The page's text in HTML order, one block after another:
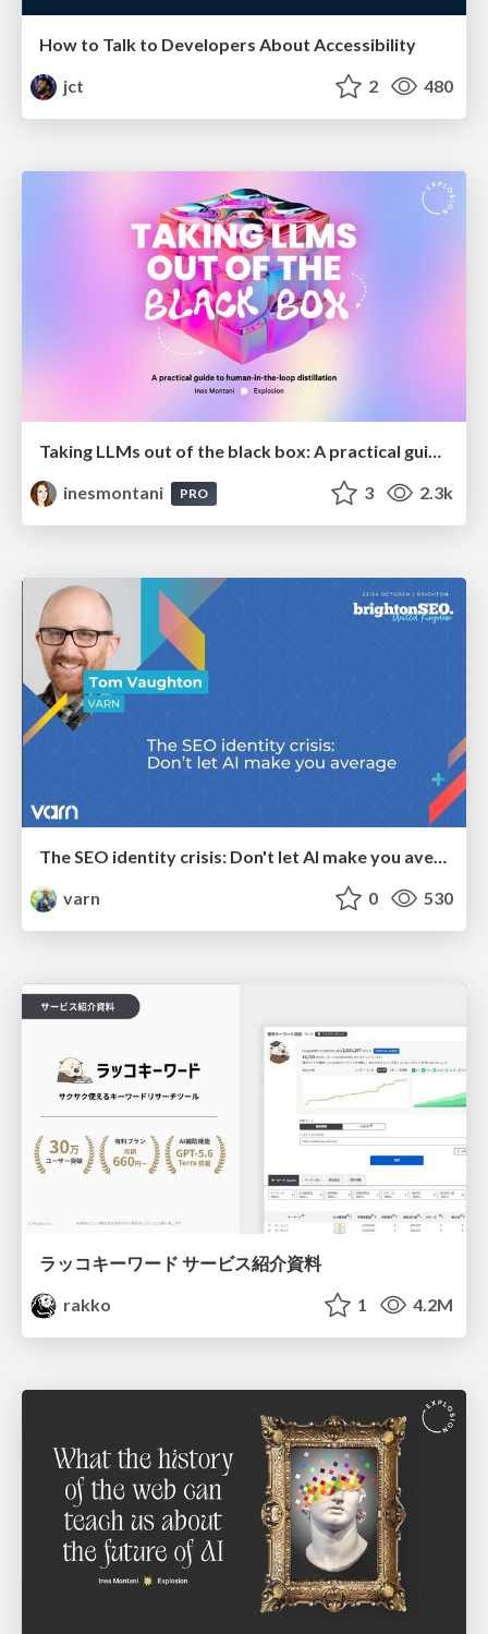
How to Talk to Developers About Accessibility
jct
2 480
Taking LLMs out of the black box: A practical guide to human-in-the-loop distillation
inesmontani
PRO 3 2.3k
The SEO identity crisis: Don't let AI make you average
varn
0 530
ラッコキーワード サービス紹介資料
rakko
1 4.2M